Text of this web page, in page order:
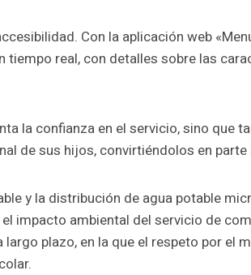
Con la aplicación web
tiempo real, con detalles sobre las
la confianza en el servicio, sino que
de sus hijos, convirtiéndolos en
y la distribución de agua potable
impacto ambiental del servicio de
plazo, en la que el respeto por el